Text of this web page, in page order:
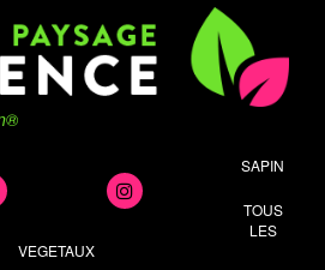
SAPIN
TOUS
LES
VEGETAUX